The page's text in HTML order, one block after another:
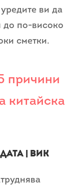
ви да
до по-високо
сметки.
причини
китайска
| ВиК